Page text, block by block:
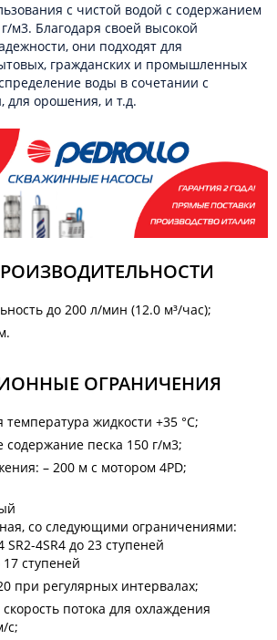
с чистой водой с содержанием
м3. Благодаря своей высокой
они подходят для
гражданских и промышленных
воды в сочетании с
орошения, и т.д.
до 200 л/мин (12.0 м³/час);
ОГРАНИЧЕНИЯ
жидкости +35 °C;
песка 150 г/м3;
– 200 м с мотором 4PD;
со следующими ограничениями:
SR2-4SR4 до 23 ступеней
17 ступеней
при регулярных интервалах;
потока для охлаждения
с;